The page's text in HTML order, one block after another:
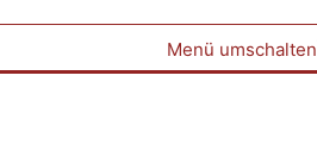
Menü umschalten